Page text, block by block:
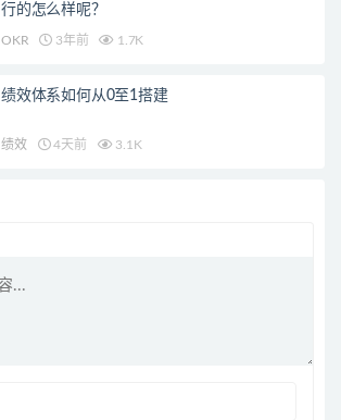
行的怎么样呢？
OKR 3年前 1.7K
绩效体系如何从0至1搭建
绩效 4天前 3.1K